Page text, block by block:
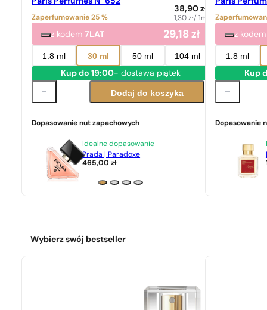
Zaperfumowanie 25 %
38,90zł
1,30zł/ 1ml
z kodem7LAT 29,18zł
1.8 ml 30 ml 50 ml 104 ml
Kup do 19:00- dostawa piątek
Dodaj do koszyka
Dopasowanie nut zapachowych
Idealne dopasowanie
Prada | Paradoxe
465,00zł
z
1.8 ml
Kup
Dopasowanie
Wybierz swój bestseller